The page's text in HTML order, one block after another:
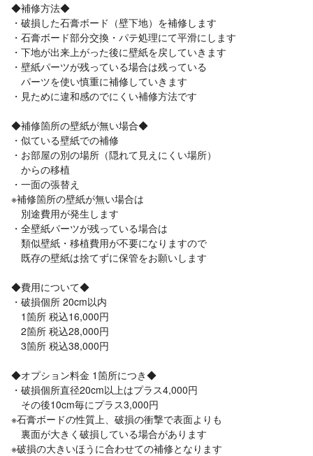
◆補修方法◆
・破損した石膏ボード（壁下地）を補修します
・石膏ボード部分交換・パテ処理にて平滑にします
・下地が出来上がった後に壁紙を戻していきます
・壁紙パーツが残っている場合は残っている
パーツを使い慎重に補修していきます
・見ために違和感のでにくい補修方法です
◆補修箇所の壁紙が無い場合◆
・似ている壁紙での補修
・お部屋の別の場所（隠れて見えにくい場所）
からの移植
・一面の張替え
※補修箇所の壁紙が無い場合は
別途費用が発生します
・全壁紙パーツが残っている場合は
類似壁紙・移植費用が不要になりますので
既存の壁紙は捨てずに保管をお願いします
◆費用について◆
・破損個所 20cm以内
1箇所 税込16,000円
2箇所 税込28,000円
3箇所 税込38,000円
◆オプション料金 1箇所につき◆
・破損個所直径20cm以上はプラス4,000円
その後10cm毎にプラス3,000円
※石膏ボードの性質上、破損の衝撃で表面よりも
裏面が大きく破損している場合があります
※破損の大きいほうに合わせての補修となります